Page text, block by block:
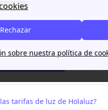
Rechazar
sobre nuestra política de
¿Necesitas ayuda?
tarifas de luz de Holaluz?